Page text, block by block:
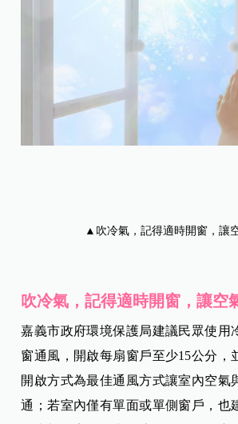
▲吹冷氣，記得適時開窗，讓
吹冷氣，記得適時開窗，讓空
嘉義市政府環境保護局建議民眾使用
窗通風，開啟每扇窗戶至少15公分，
開啟方式為最佳通風方式讓室內空氣
通；若室內僅有單面或單側窗戶，也